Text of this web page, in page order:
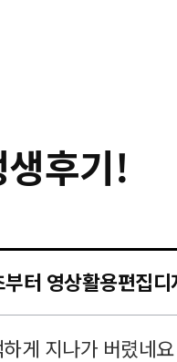
후기!
게 지나가 버렸네